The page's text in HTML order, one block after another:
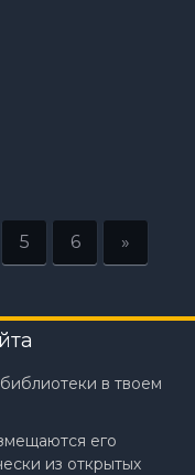
5 6 »
в твоем
его
из открытых